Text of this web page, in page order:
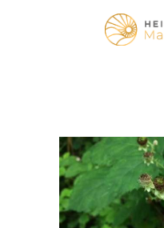
HEILPRAXIS
Klassische
KLASSISCHE
ACHTSAMKEIT
ÜBER MICH
BLOG